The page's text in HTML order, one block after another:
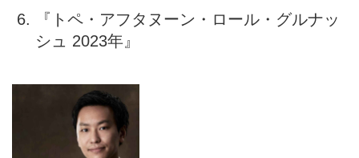
『トペ・アフタヌーン・ロール・グルナッ
シュ 2023年』